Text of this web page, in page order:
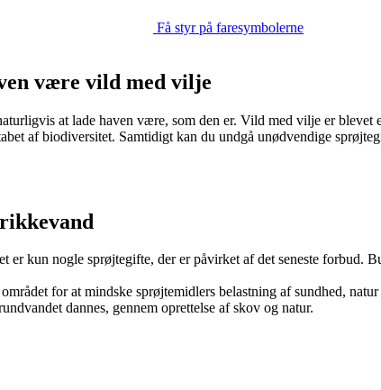
Få styr på faresymbolerne
være vild med vilje
at lade haven være, som den er. Vild med vilje er
af biodiversitet. Samtidigt kan du undgå unødvendige
er kun nogle sprøjtegifte, der er påvirket af det seneste
for at mindske sprøjtemidlers belastning af sundhed,
dannes, gennem oprettelse af skov og natur.